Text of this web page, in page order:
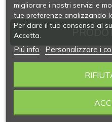
migliorare i nostri servizi e
tue preferenze analizzando
Per dare il tuo consenso al
Accetta.
Piú info Personalizzare i